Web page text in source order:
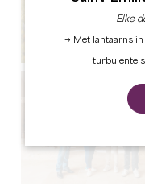
Elke
→ Met lantaarns in
turbulente